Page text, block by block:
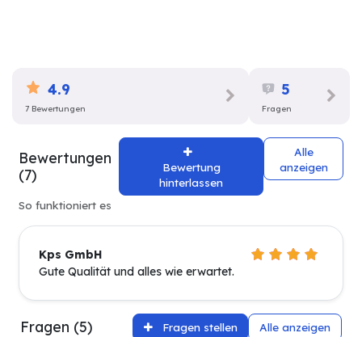
4.9
7 Bewertungen
5
Fragen
Bewertungen
(7)
Bewertung
hinterlassen
Alle
anzeigen
So funktioniert es
Kps GmbH
Gute Qualität und alles wie erwartet.
Fragen (5) Fragen stellen Alle anzeigen